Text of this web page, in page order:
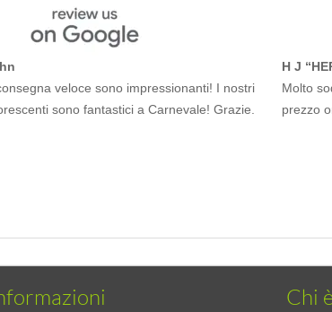
veloce sono impressionanti! I nostri
sono fantastici a Carnevale! Grazie.
H J
Molto
prezzo
Chi